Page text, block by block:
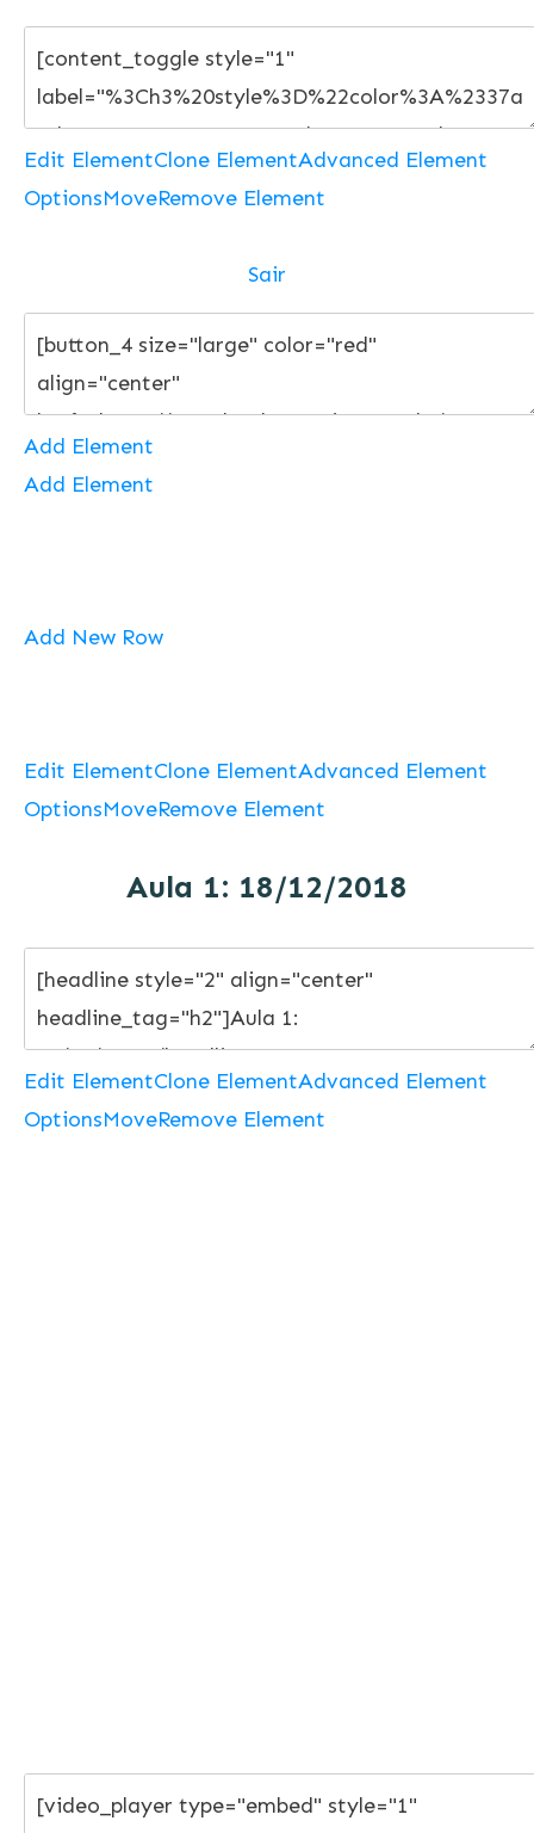
Edit ElementClone ElementAdvanced Element
OptionsMoveRemove Element
Sair
Add Element
Add Element
Add New Row
Edit ElementClone ElementAdvanced Element
OptionsMoveRemove Element
Aula 1: 18/12/2018
Edit ElementClone ElementAdvanced Element
OptionsMoveRemove Element